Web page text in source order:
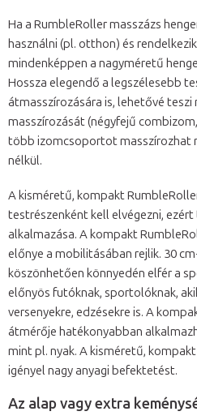
Ha a RumbleRoller masszázs
használni (pl. otthon) és
mindenképpen a nagyméretű
Hossza elegendő a legszélesebb
átmasszírozására is, lehetővé
masszírozását (négyfejű
több izomcsoportot masszírozhat
nélkül.
A kisméretű, kompakt
testrészenként kell elvégezni,
alkalmazása. A kompakt
előnye a mobilitásában rejlik. 30
köszönhetően könnyedén elfér a
előnyös futóknak, sportolóknak,
versenyekre, edzésekre is. A
átmérője hatékonyabban
mint pl. nyak. A kisméretű,
igényel nagy anyagi befektetést.
Az alap vagy extra